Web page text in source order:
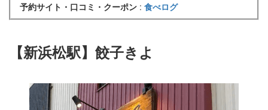
予約サイト・口コミ・クーポン : 食べログ
【新浜松駅】餃子きよ